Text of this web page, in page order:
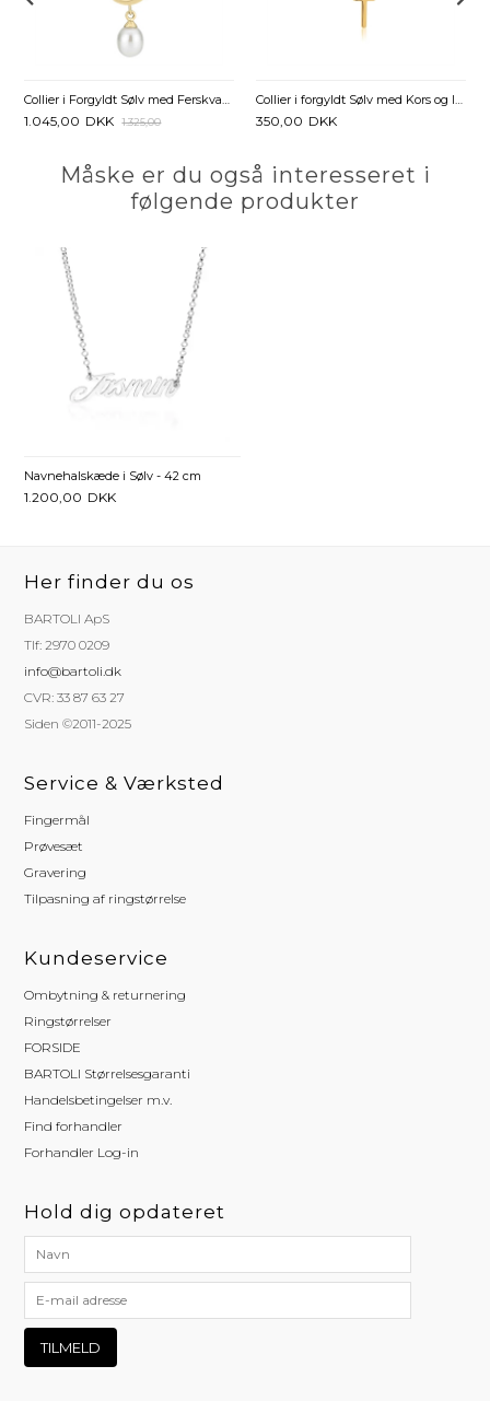
Collier i Forgyldt Sølv med Ferskvandsperle og Zirkonia - 45 og 48 cm
1.045,00 DKK 1.325,00
Collier i forgyldt Sølv med Kors og Infinity - 45 cm
350,00 DKK
Måske er du også interesseret i
følgende produkter
Navnehalskæde i Sølv - 42 cm
1.200,00 DKK
Her finder du os
BARTOLI ApS
Tlf: 2970 0209
info@bartoli.dk
CVR: 33 87 63 27
Siden ©2011-2025
Service & Værksted
Fingermål
Prøvesæt
Gravering
Tilpasning af ringstørrelse
Kundeservice
Ombytning & returnering
Ringstørrelser
FORSIDE
BARTOLI Størrelsesgaranti
Handelsbetingelser m.v.
Find forhandler
Forhandler Log-in
Hold dig opdateret